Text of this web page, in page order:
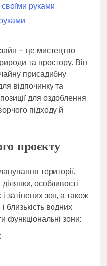
руками
– це мистецтво
та простору. Він
присадибну
відпочинку та
для оздоблення
підходу й
проєкту
території.
особливості
затінених зон, а також
близькість водних
функціональні зони: